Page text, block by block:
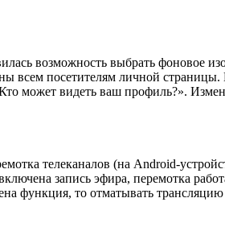
возможность выбрать фоновое
всем посетителям личной
может видеть ваш профиль?».
телеканалов (на Android-
запись эфира, перемотка
функция, то отматывать